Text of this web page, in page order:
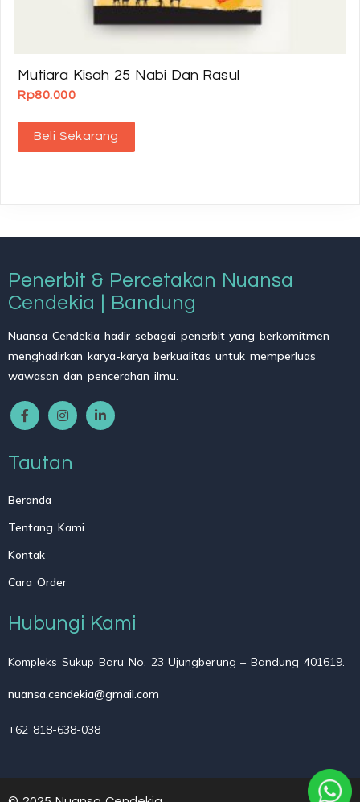
Mutiara Kisah 25 Nabi Dan Rasul
Rp80.000
Beli Sekarang
Penerbit & Percetakan Nuansa
Cendekia | Bandung
Nuansa Cendekia hadir sebagai penerbit yang berkomitmen
menghadirkan karya-karya berkualitas untuk memperluas
wawasan dan pencerahan ilmu.
Tautan
Beranda
Tentang Kami
Kontak
Cara Order
Hubungi Kami
Kompleks Sukup Baru No. 23 Ujungberung – Bandung 401619.
nuansa.cendekia@gmail.com
+62 818-638-038